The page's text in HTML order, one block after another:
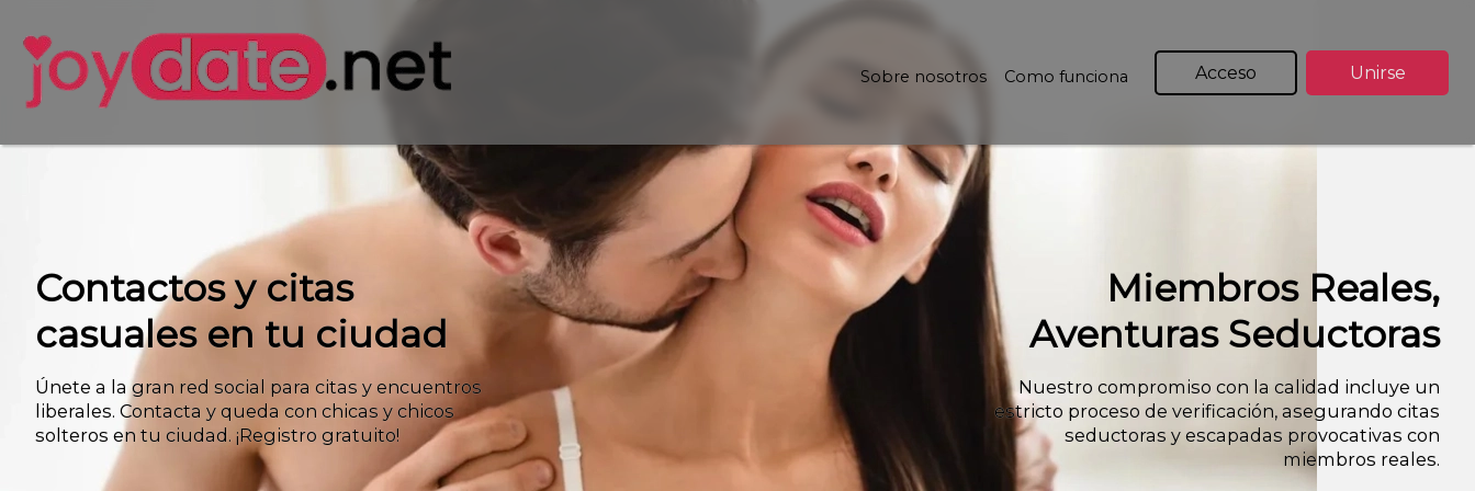
Sobre nosotros Como funciona Acceso Unirse
Contactos y citas
casuales en tu ciudad
Únete a la gran red social para citas y encuentros
liberales. Contacta y queda con chicas y chicos
solteros en tu ciudad. ¡Registro gratuito!
Miembros Reales,
Aventuras Seductoras
Nuestro compromiso con la calidad incluye un
estricto proceso de verificación, asegurando citas
seductoras y escapadas provocativas con
miembros reales.